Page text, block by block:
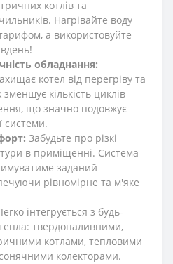
котлів та
Нагрівайте воду
а використовуйте
обладнання:
котел від перегріву та
кількість циклів
що значно подовжує
системи.
Забудьте про різкі
в приміщенні. Система
заданий
рівномірне та м'яке
інтегрується з будь-
твердопаливними,
котлами, тепловими
колекторами.